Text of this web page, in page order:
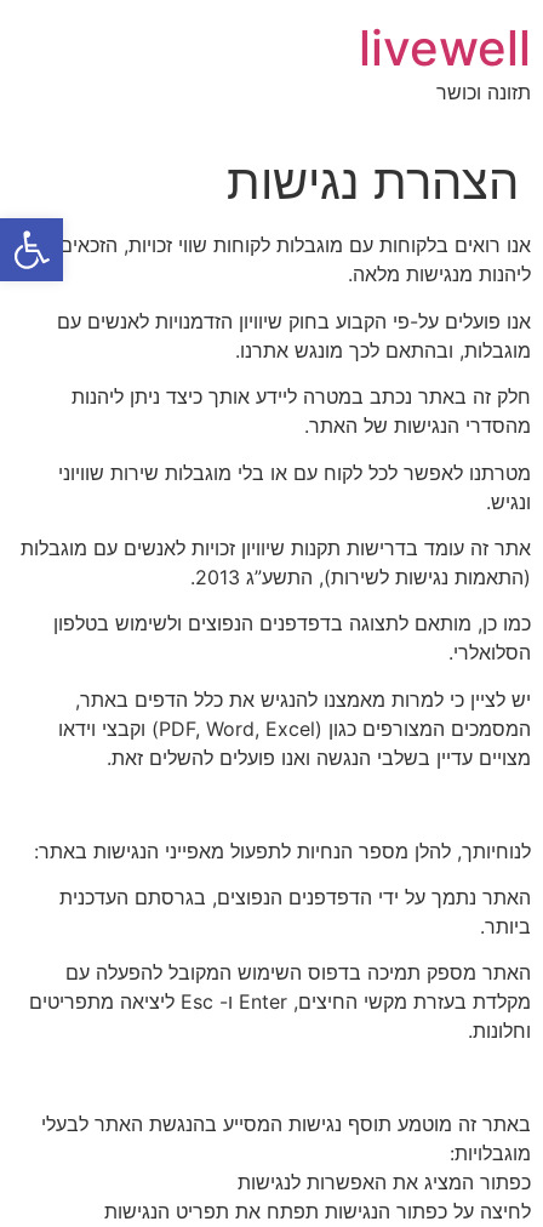
פתח
livewell
תזונה וכושר
הצהרת נגישות
אנו רואים בלקוחות עם מוגבלות לקוחות שווי זכויות, הזכאים
ליהנות מנגישות מלאה.
אנו פועלים על-פי הקבוע בחוק שיוויון הזדמנויות לאנשים עם
מוגבלות, ובהתאם לכך מונגש אתרנו.
חלק זה באתר נכתב במטרה ליידע אותך כיצד ניתן ליהנות
מהסדרי הנגישות של האתר.
מטרתנו לאפשר לכל לקוח עם או בלי מוגבלות שירות שוויוני
ונגיש.
אתר זה עומד בדרישות תקנות שיוויון זכויות לאנשים עם מוגבלות
(התאמות נגישות לשירות), התשע”ג 2013.
כמו כן, מותאם לתצוגה בדפדפנים הנפוצים ולשימוש בטלפון
הסלואלרי.
יש לציין כי למרות מאמצנו להנגיש את כלל הדפים באתר,
המסמכים המצורפים כגון (PDF, Word, Excel) וקבצי וידאו
מצויים עדיין בשלבי הנגשה ואנו פועלים להשלים זאת.
לנוחיותך, להלן מספר הנחיות לתפעול מאפייני הנגישות באתר:
האתר נתמך על ידי הדפדפנים הנפוצים, בגרסתם העדכנית
ביותר.
האתר מספק תמיכה בדפוס השימוש המקובל להפעלה עם
מקלדת בעזרת מקשי החיצים, Enter ו- Esc ליציאה מתפריטים
וחלונות.
באתר זה מוטמע תוסף נגישות המסייע בהנגשת האתר לבעלי
מוגבלויות:
כפתור המציג את האפשרות לנגישות
לחיצה על כפתור הנגישות תפתח את תפריט הנגישות